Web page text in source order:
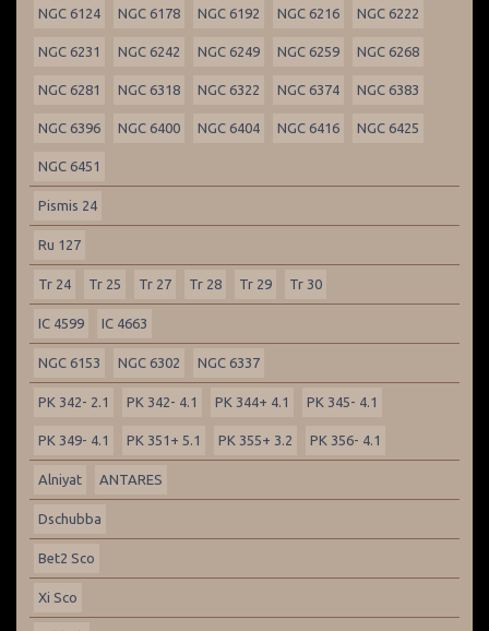
NGC 6124 NGC 6178 NGC 6192 NGC 6216 NGC 6222
NGC 6231 NGC 6242 NGC 6249 NGC 6259 NGC 6268
NGC 6281 NGC 6318 NGC 6322 NGC 6374 NGC 6383
NGC 6396 NGC 6400 NGC 6404 NGC 6416 NGC 6425
NGC 6451
Pismis 24
Ru 127
Tr 24 Tr 25 Tr 27 Tr 28 Tr 29 Tr 30
IC 4599 IC 4663
NGC 6153 NGC 6302 NGC 6337
PK 342- 2.1 PK 342- 4.1 PK 344+ 4.1 PK 345- 4.1
PK 349- 4.1 PK 351+ 5.1 PK 355+ 3.2 PK 356- 4.1
Alniyat ANTARES
Dschubba
Bet2 Sco
Xi Sco